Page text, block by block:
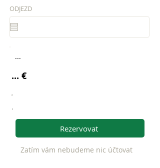
ODJEZD
...
... €
.
.
Rezervovat
Zatím vám nebudeme nic účtovat